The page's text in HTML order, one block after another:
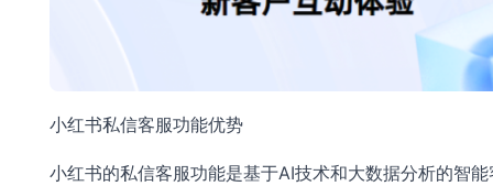
小红书私信客服功能优势
小红书的私信客服功能是基于AI技术和大数据分析的智能